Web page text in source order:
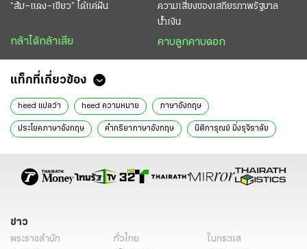
“ส้ม–แดง–เขียว” ได้แค่ฝัน
กล้าได้กล้าเสีย
ความเสี่ยงของเสถียรภาพรัฐบาล
น้ำเงิน
คาบลูกคาบดอก
แท็กที่เกี่ยวข้อง
heed แปลว่า heed ความหมาย ภาษาอังกฤษ
ประโยคภาษาอังกฤษ คำกริยาภาษาอังกฤษ นิติการุณย์ มิ่งรุจิราลัย
ข่าว
พระราชสำนัก ทั่วไทย
ในกระแส